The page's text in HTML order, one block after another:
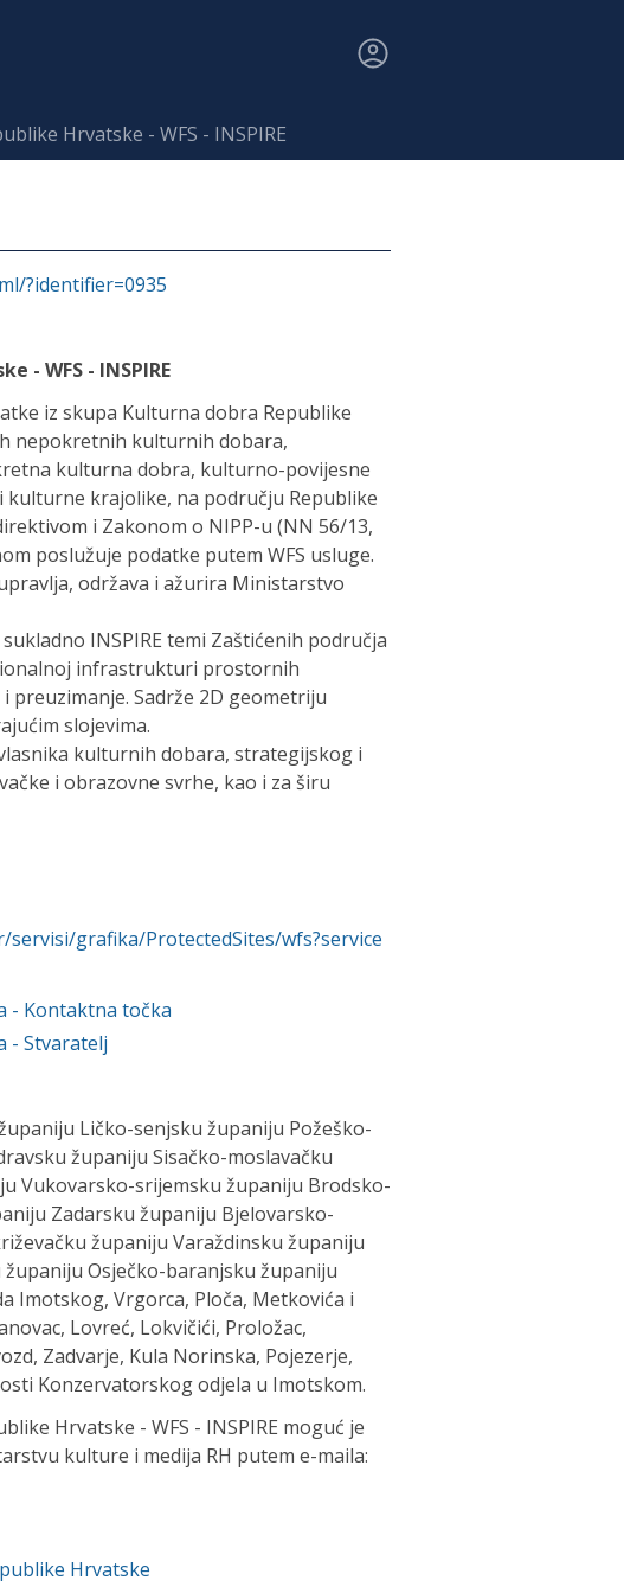
Hrvatske - WFS - INSPIRE
?identifier=0935
- WFS - INSPIRE
iz skupa Kulturna dobra Republike
nepokretnih kulturnih dobara,
kulturna dobra, kulturno-povijesne
krajolike, na području Republike
i Zakonom o NIPP-u (NN 56/13,
poslužuje podatke putem WFS usluge.
održava i ažurira Ministarstvo
INSPIRE temi Zaštićenih područja
infrastrukturi prostornih
preuzimanje. Sadrže 2D geometriju
slojevima.
kulturnih dobara, strategijskog i
i obrazovne svrhe, kao i za širu
grafika/ProtectedSites/wfs?service
- Kontaktna točka
- Stvaratelj
Ličko-senjsku županiju Požeško-
županiju Sisačko-moslavačku
Vukovarsko-srijemsku županiju Brodsko-
Zadarsku županiju Bjelovarsko-
županiju Varaždinsku županiju
Osječko-baranjsku županiju
Imotskog, Vrgorca, Ploča, Metkovića i
Lovreć, Lokvičići, Proložac,
Zadvarje, Kula Norinska, Pojezerje,
Konzervatorskog odjela u Imotskom.
Hrvatske - WFS - INSPIRE moguć je
kulture i medija RH putem e-maila:
Hrvatske